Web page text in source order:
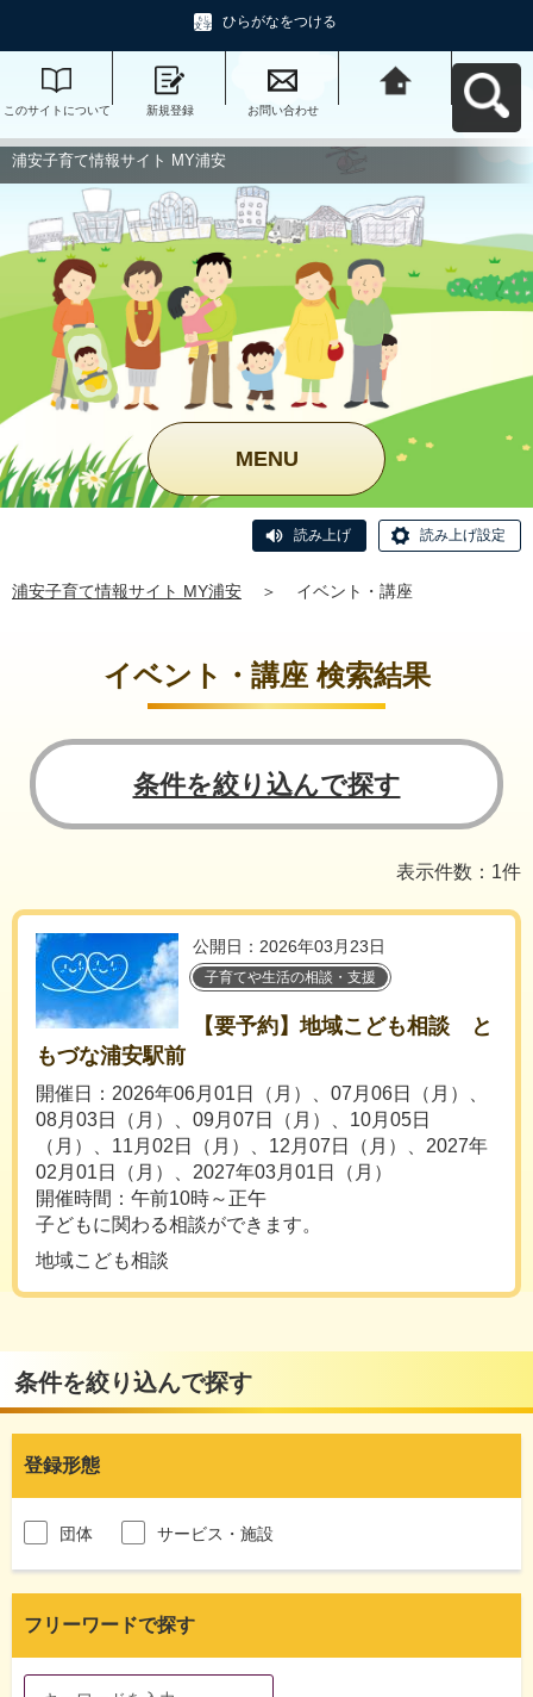
ひらがなをつける
このサイトについて 新規登録 お問い合わせ
浦安子育て情報サイト MY浦安
MENU
読み上げ 読み上げ設定
浦安子育て情報サイト MY浦安 ＞ イベント・講座
イベント・講座 検索結果
条件を絞り込んで探す
表示件数：1件
公開日：2026年03月23日
子育てや生活の相談・支援
【要予約】地域こども相談 と
もづな浦安駅前
開催日：2026年06月01日（月）、07月06日（月）、
08月03日（月）、09月07日（月）、10月05日
（月）、11月02日（月）、12月07日（月）、2027年
02月01日（月）、2027年03月01日（月）
開催時間：午前10時～正午
子どもに関わる相談ができます。
地域こども相談
条件を絞り込んで探す
登録形態
団体 サービス・施設
フリーワードで探す